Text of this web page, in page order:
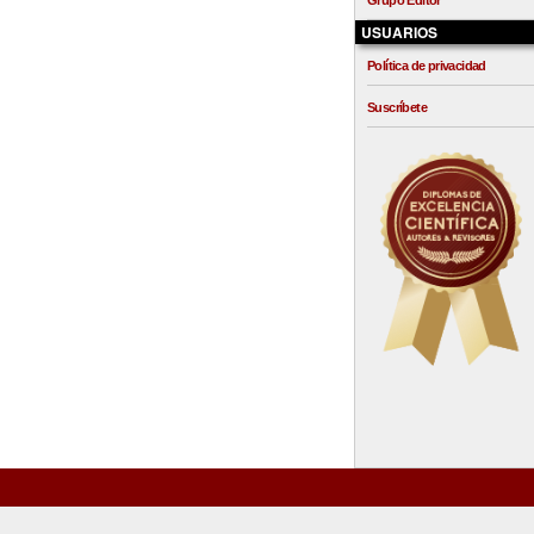
USUARIOS
Política de privacidad
Suscríbete